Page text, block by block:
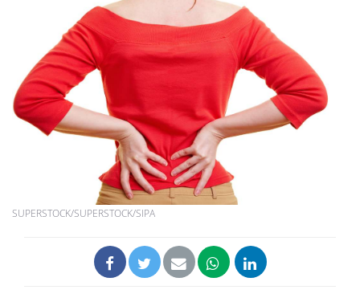
SUPERSTOCK/SUPERSTOCK/SIPA